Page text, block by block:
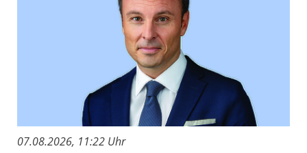
07.08.2026, 11:22 Uhr